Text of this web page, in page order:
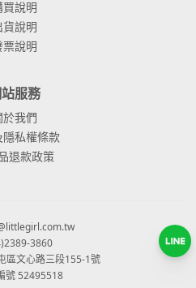
買說明
貨說明
票說明
服務
於我們
隱私權條款
退款政策
3860
區文心路三段155-1號
號 52495518